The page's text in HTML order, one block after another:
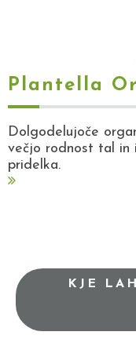
Plantella
Dolgodelujoče
večjo rodnost tal in
pridelka.
KJE